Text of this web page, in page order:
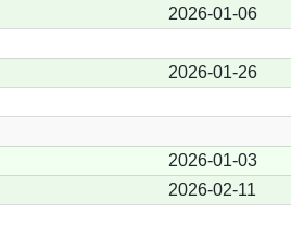
2026-01-06
2026-01-26
2026-01-03
2026-02-11